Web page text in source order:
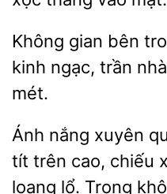
Không gian bên
mét.
Ánh nắng xuyên
tít trên cao,
loang lổ. Trong